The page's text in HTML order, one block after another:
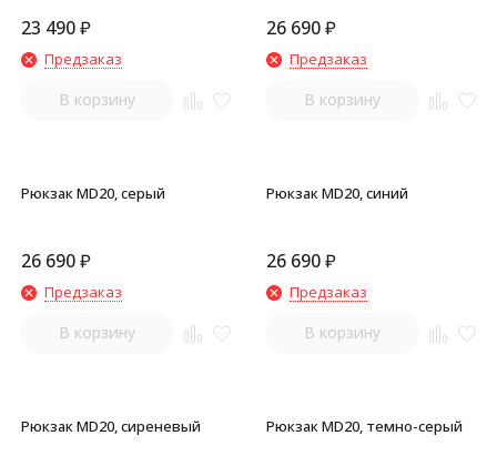
23 490₽
Предзаказ
В корзину
26 690₽
Предзаказ
В корзину
Рюкзак MD20, серый
26 690₽
Предзаказ
В корзину
Рюкзак MD20, синий
26 690₽
Предзаказ
В корзину
Рюкзак MD20, сиреневый Рюкзак MD20, темно-серый